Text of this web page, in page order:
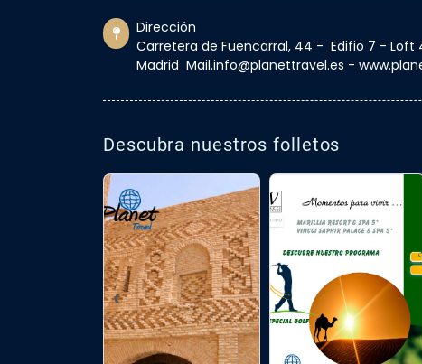
Dirección
Carretera de Fuencarral, 44 - Edifio 7 - Loft
Madrid Mail.info@planettravel.es -
Descubra nuestros folletos
‹